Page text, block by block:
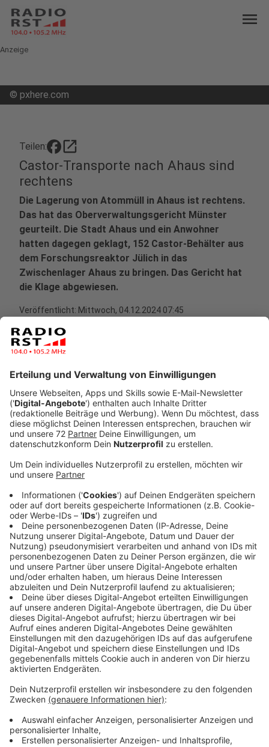
menu
Anzeige
© pxhere.com
Teilen: open_in_new
Castor-Transporte nach Ahaus sind
rechtens
Die Lagerung von Atommüll in Ahaus ist rechtens.
Das hat das Oberverwaltungsgericht Münster
geurteilt. Die Stadt Ahaus und ein Anwohner
hatten dagegen geklagt, 152 Castor-Behälter aus
dem Forschungsreaktor Jülich in das
Zwischenlager Ahaus zu bringen. Das Gericht hat
die Klage abgewiesen.
Veröffentlicht: Mittwoch, 04.12.2024 07:45
Anzeige
Lagerung von Atommüll in Ahaus rechtens. Das hat das
Oberverwaltungsgericht Münster geurteilt. Die Stadt
Ahaus und ein Anwohner hatten dagegen geklagt, 152
Castor-Behälter aus dem Forschungsreaktor Jülich im
Klage abgewiesen. Das Gericht teilt die
Castoren nach Ahaus kommen, ist offen. Es gibt noch
keine Transportgenehmigung für die Fahrt.
Anzeige
Das OVG ließ keine Revision zu, die Kläger haben die
Möglichkeit, dagegen Beschwerde am
Bundesverwaltungsgericht in Leipzig einzulegen. Die
Atommüllbehälter lagern weiter vorerst mit einer
Duldung in Jülich in der Nähe von Aachen. Die
Genehmigung für die Aufbewahrung dort ist
abgelaufen.
Anzeige
Gericht sieht keinen Grund gegen Lagerung in